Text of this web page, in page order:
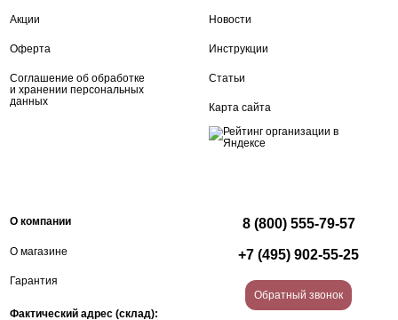
Акции
Оферта
Соглашение об обработке
и хранении персональных
данных
Новости
Инструкции
Статьи
Карта сайта
О компании
О магазине
Гарантия
Фактический адрес (склад):
8 (800) 555-79-57
+7 (495) 902-55-25
Обратный звонок